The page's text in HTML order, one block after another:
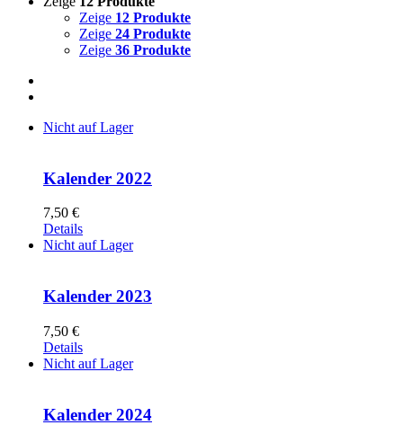
Zeige 12 Produkte
Zeige 24 Produkte
Zeige 36 Produkte
Nicht auf Lager
Kalender 2022
7,50 €
Details
Nicht auf Lager
Kalender 2023
7,50 €
Details
Nicht auf Lager
Kalender 2024